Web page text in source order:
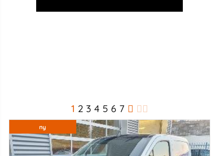
1 2 3 4 5 6 7
ny